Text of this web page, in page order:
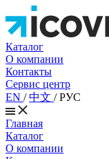
Каталог
О компании
Контакты
Сервис центр
EN /中文 /РУС
Главная
Каталог
О компании